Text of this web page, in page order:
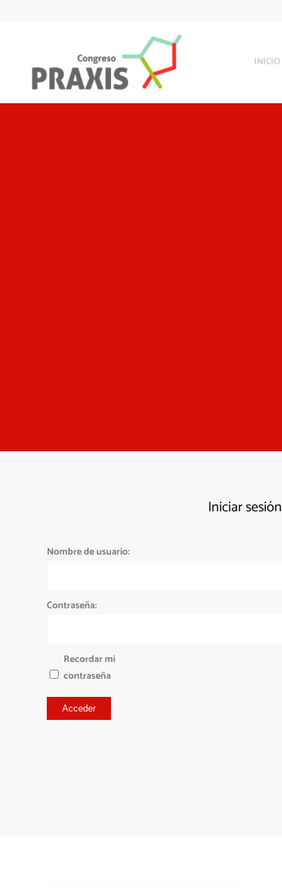
INICIO
Iniciar sesión
Nombre de usuario:
Contraseña:
Recordar mi
contraseña
Acceder